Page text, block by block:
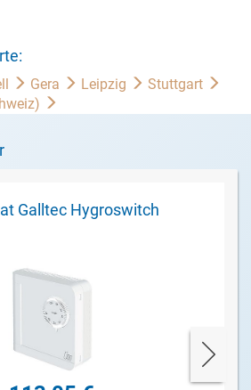
Gera Leipzig
Stuttgart
Galltec Hygroswitch